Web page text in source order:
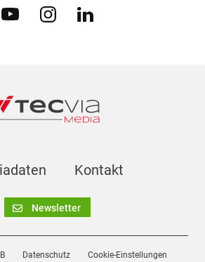
Kontakt
Newsletter
Datenschutz Cookie-Einstellungen